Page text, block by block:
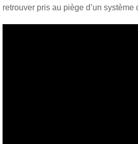
retrouver pris au piège d’un système